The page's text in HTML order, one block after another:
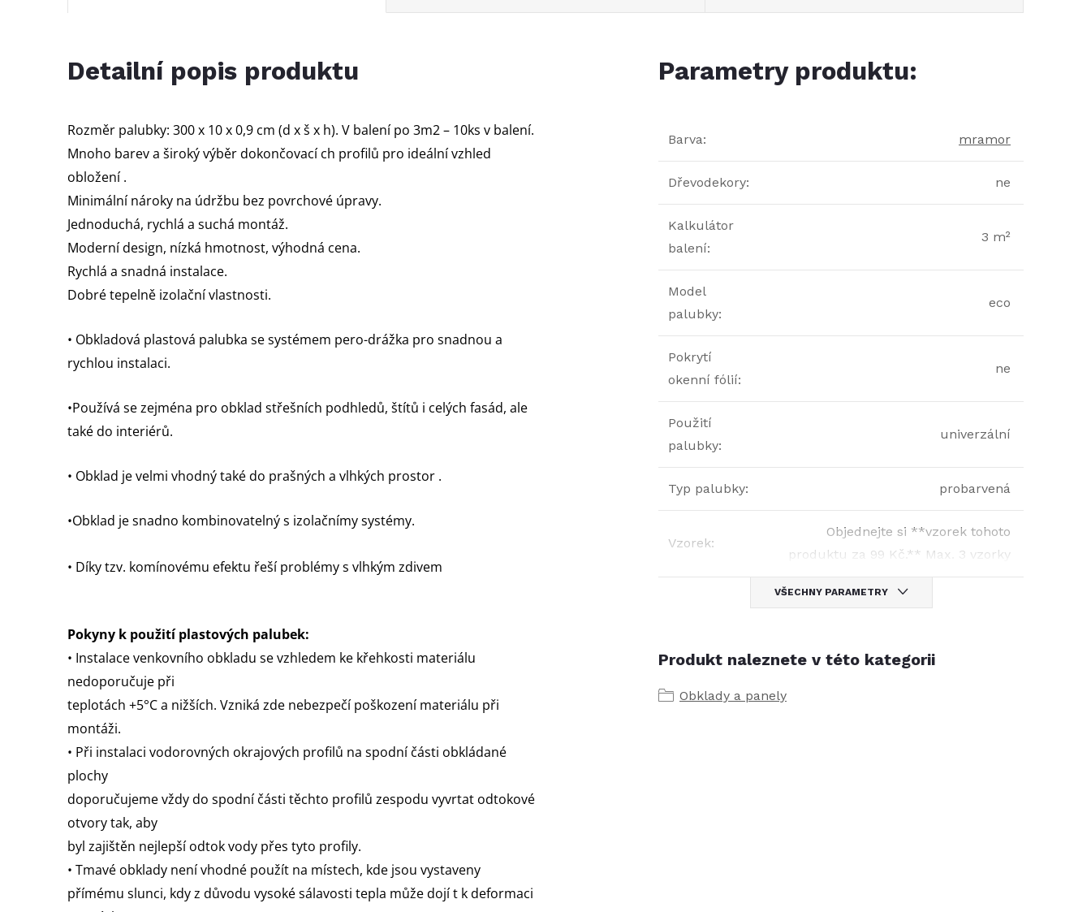
Detailní popis produktu
Rozměr palubky: 300 x 10 x 0,9 cm (d x š x h). V balení po 3m2 – 10ks v balení.
Mnoho barev a široký výběr dokončovací ch profilů pro ideální vzhled
obložení .
Minimální nároky na údržbu bez povrchové úpravy.
Jednoduchá, rychlá a suchá montáž.
Moderní design, nízká hmotnost, výhodná cena.
Rychlá a snadná instalace.
Dobré tepelně izolační vlastnosti.
• Obkladová plastová palubka se systémem pero-drážka pro snadnou a
rychlou instalaci.
•Používá se zejména pro obklad střešních podhledů, štítů i celých fasád, ale
také do interiérů.
• Obklad je velmi vhodný také do prašných a vlhkých prostor .
•Obklad je snadno kombinovatelný s izolačnímy systémy.
• Díky tzv. komínovému efektu řeší problémy s vlhkým zdivem
Pokyny k použití plastových palubek:
• Instalace venkovního obkladu se vzhledem ke křehkosti materiálu
nedoporučuje při
teplotách +5°C a nižších. Vzniká zde nebezpečí poškození materiálu při
montáži.
• Při instalaci vodorovných okrajových profilů na spodní části obkládané
plochy
doporučujeme vždy do spodní části těchto profilů zespodu vyvrtat odtokové
otvory tak, aby
byl zajištěn nejlepší odtok vody přes tyto profily.
• Tmavé obklady není vhodné použít na místech, kde jsou vystaveny
přímému slunci, kdy z důvodu vysoké sálavosti tepla může dojí t k deformaci
Parametry produktu:
Barva: mramor
Dřevodekory: ne
Kalkulátor
balení:
3 m²
Model
palubky:
eco
Pokrytí
okenní fólií:
ne
Použití
palubky:
univerzální
Typ palubky: probarvená
Vzorek:
Objednejte si **vzorek tohoto
produktu za 99 Kč.** Max. 3 vzorky
VŠECHNY PARAMETRY
Produkt naleznete v této kategorii
Obklady a panely